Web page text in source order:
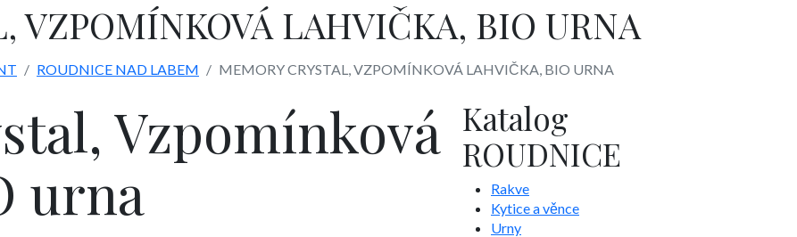
VZPOMÍNKOVÁ LAHVIČKA, BIO URNA
ROUDNICE NAD LABEM MEMORY CRYSTAL, VZPOMÍNKOVÁ LAHVIČKA, BIO URNA
Vzpomínková
urna
Katalog
ROUDNICE
Rakve
Kytice a věnce
Urny